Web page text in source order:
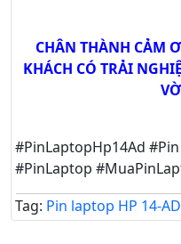
CHÂN THÀNH CẢM
KHÁCH CÓ TRẢI
#PinLaptopHp14Ad
#PinLaptop
Tag: Pin laptop HP 14-